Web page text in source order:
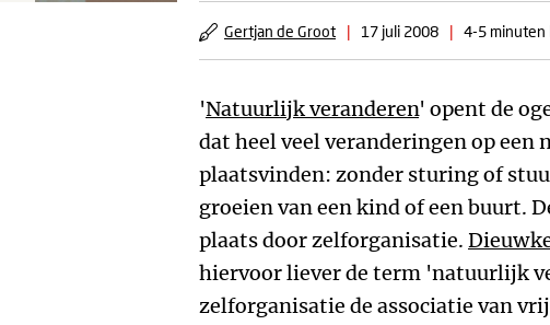
Gertjan de Groot | 17 juli 2008 | 4-5 minuten
'Natuurlijk veranderen' opent de
dat heel veel veranderingen op
plaatsvinden: zonder sturing of
groeien van een kind of een buurt.
plaats door zelforganisatie.
hiervoor liever de term 'natuurlijk
zelforganisatie de associatie van